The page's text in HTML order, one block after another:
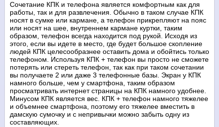
Сочетание КПК и телефона является комфортным как для
работы, так и для развлечения. Обычно в таком случае КПК
носят в сумке или кармане, а телефон прикрепляют на пояс
или носят на шее, внутреннем кармане куртки, таким
образом, телефон всегда находится под рукой. Исходя из
этого, если вы идете в место, где будет большое скопление
людей КПК целесообразнее оставить дома и обойтись только
телефоном. Используя КПК + телефон вы просто не сможете
потерять или стереть телефон, так как при таком сочетании
вы получаете 2 или даже 3 телефонные базы. Экран у КПК
намного больше, чем у смартфона, таким образом
просматривать интернет страницы на КПК намного удобнее.
Минусом КПК является вес. КПК + телефон намного тяжелее
и объемнее смартфона, поэтому его тяжелее вместить в
дамскую сумочку и с непривычки можно забыть одну из
составляющих.